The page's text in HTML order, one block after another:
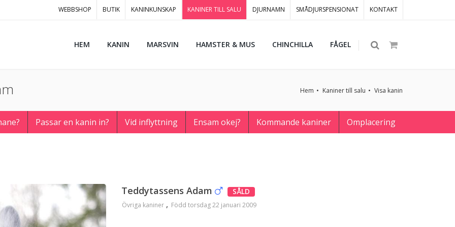
WEBBSHOP BUTIK KANINKUNSKAP KANINER TILL SALU DJURNAMN SMÅDJURSPENSIONAT KONTAKT
HEM KANIN MARSVIN HAMSTER & MUS CHINCHILLA FÅGEL
Hem Kaniner till salu Visa kanin
Passar en kanin in? Vid inflyttning Ensam okej? Kommande kaniner Omplacering
Teddytassens Adam SÅLD
Övriga kaniner Född torsdag 22 januari 2009